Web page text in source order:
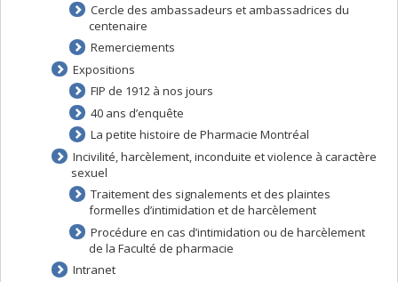
Cercle des ambassadeurs et ambassadrices du
centenaire
Remerciements
Expositions
FIP de 1912 à nos jours
40 ans d’enquête
La petite histoire de Pharmacie Montréal
Incivilité, harcèlement, inconduite et violence à caractère
sexuel
Traitement des signalements et des plaintes
formelles d’intimidation et de harcèlement
Procédure en cas d’intimidation ou de harcèlement
de la Faculté de pharmacie
Intranet